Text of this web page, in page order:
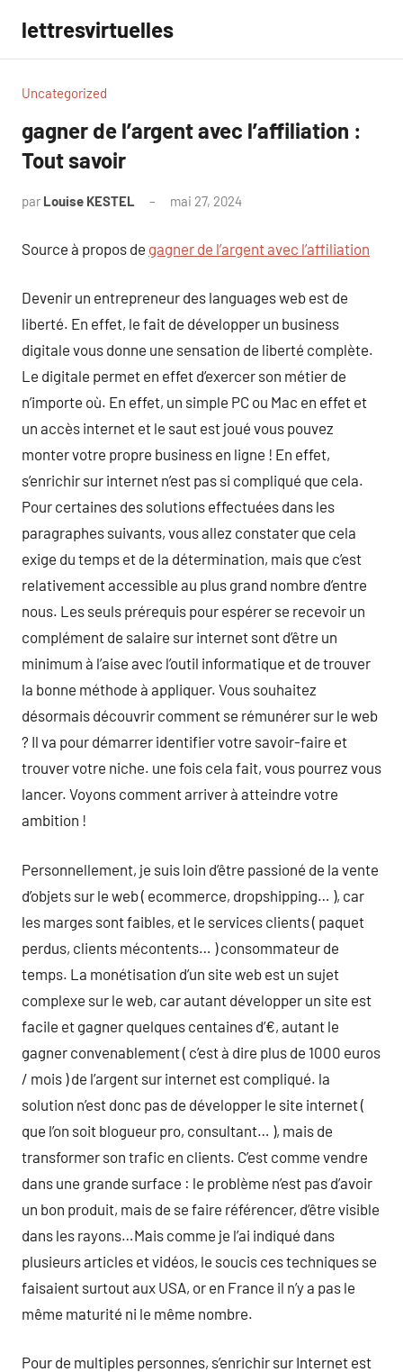
contenu
lettresvirtuelles
Uncategorized
gagner de l’argent avec l’affiliation :
Tout savoir
par Louise KESTEL mai 27, 2024
Source à propos de gagner de l’argent avec l’affiliation
Devenir un entrepreneur des languages web est de
liberté. En effet, le fait de développer un business
digitale vous donne une sensation de liberté complète.
Le digitale permet en effet d’exercer son métier de
n’importe où. En effet, un simple PC ou Mac en effet et
un accès internet et le saut est joué vous pouvez
monter votre propre business en ligne ! En effet,
s’enrichir sur internet n’est pas si compliqué que cela.
Pour certaines des solutions effectuées dans les
paragraphes suivants, vous allez constater que cela
exige du temps et de la détermination, mais que c’est
relativement accessible au plus grand nombre d’entre
nous. Les seuls prérequis pour espérer se recevoir un
complément de salaire sur internet sont d’être un
minimum à l’aise avec l’outil informatique et de trouver
la bonne méthode à appliquer. Vous souhaitez
désormais découvrir comment se rémunérer sur le web
? Il va pour démarrer identifier votre savoir-faire et
trouver votre niche. une fois cela fait, vous pourrez vous
lancer. Voyons comment arriver à atteindre votre
ambition !
Personnellement, je suis loin d’être passioné de la vente
d’objets sur le web ( ecommerce, dropshipping… ), car
les marges sont faibles, et le services clients ( paquet
perdus, clients mécontents… ) consommateur de
temps. La monétisation d’un site web est un sujet
complexe sur le web, car autant développer un site est
facile et gagner quelques centaines d’€, autant le
gagner convenablement ( c’est à dire plus de 1000 euros
/ mois ) de l’argent sur internet est compliqué. la
solution n’est donc pas de développer le site internet (
que l’on soit blogueur pro, consultant… ), mais de
transformer son trafic en clients. C’est comme vendre
dans une grande surface : le problème n’est pas d’avoir
un bon produit, mais de se faire référencer, d’être visible
dans les rayons…Mais comme je l’ai indiqué dans
plusieurs articles et vidéos, le soucis ces techniques se
faisaient surtout aux USA, or en France il n’y a pas le
même maturité ni le même nombre.
Pour de multiples personnes, s’enrichir sur Internet est